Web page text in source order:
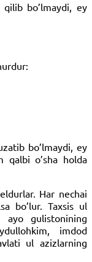
bo’lmaydi, ey
bo’lmaydi, ey
qalbi o’sha holda
Har nechai
bo’lur. Taxsis ul
ayo gulistonining
imdod
ul azizlarning